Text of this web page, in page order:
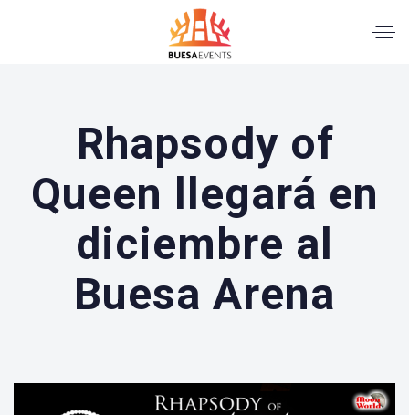
Rhapsody of
Queen llegará en
diciembre al
Buesa Arena